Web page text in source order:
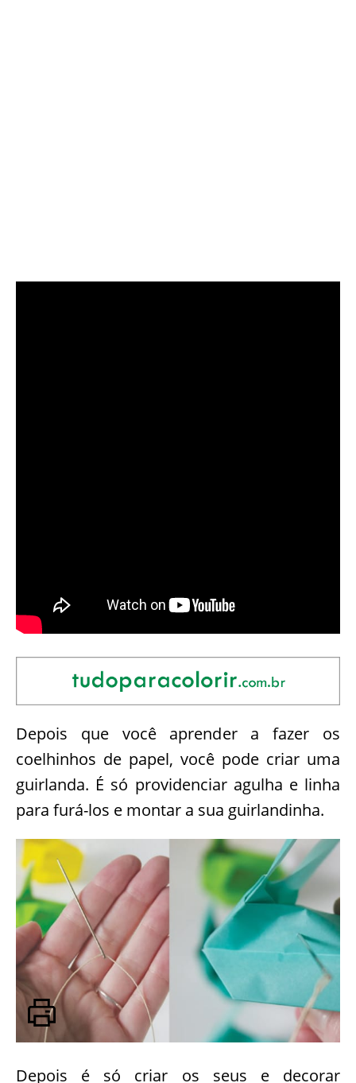
Depois que você aprender a fazer os
coelhinhos de papel, você pode criar uma
guirlanda. É só providenciar agulha e linha
para furá-los e montar a sua guirlandinha.
Depois é só criar os seus e decorar